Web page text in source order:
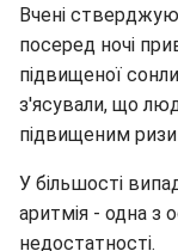
Вчені
посеред ночі
підвищеної
з'ясували, що
підвищеним
У більшості
аритмія - одна з
недостатності.